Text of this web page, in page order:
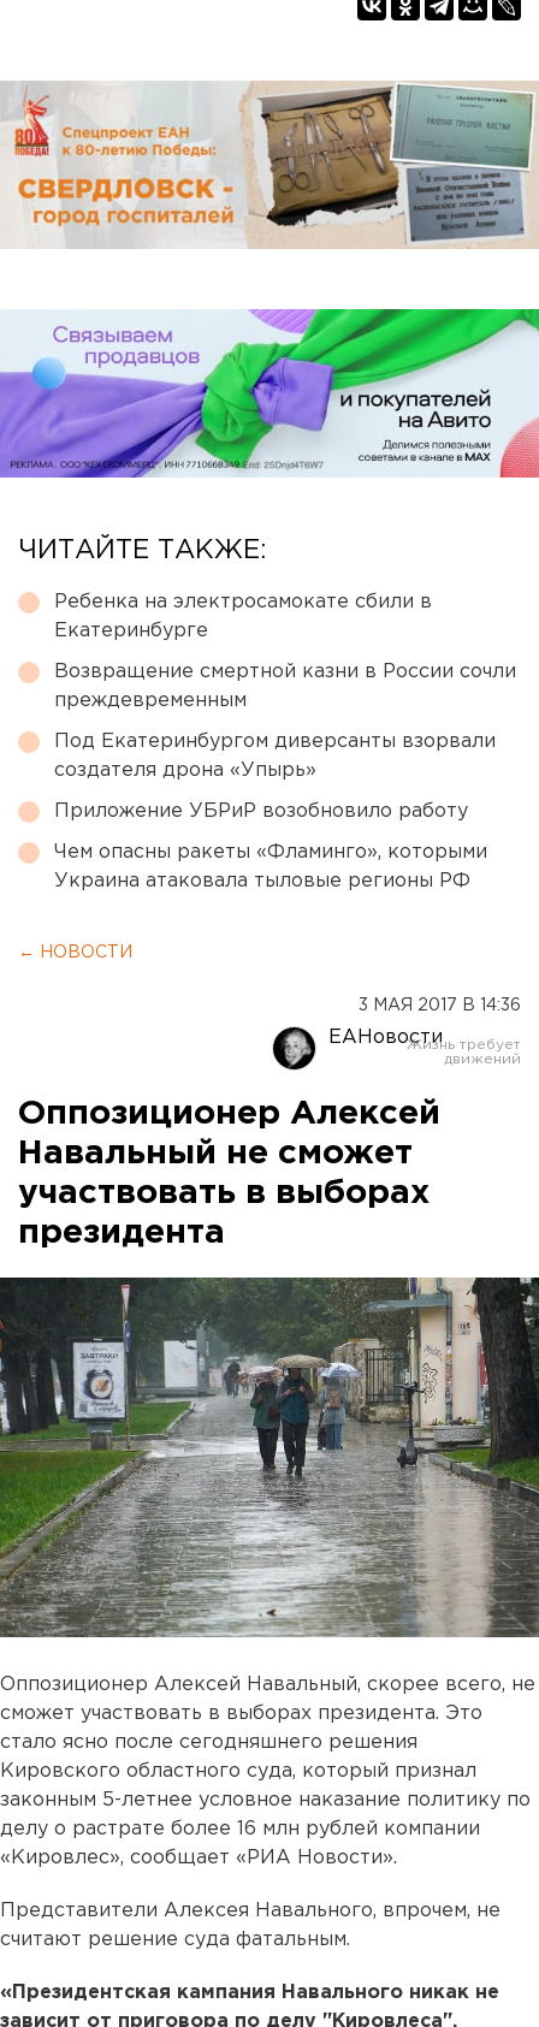
ЧИТАЙТЕ ТАКЖЕ:
Ребенка на электросамокате сбили в
Екатеринбурге
Возвращение смертной казни в России сочли
преждевременным
Под Екатеринбургом диверсанты взорвали
создателя дрона «Упырь»
Приложение УБРиР возобновило работу
Чем опасны ракеты «Фламинго», которыми
Украина атаковала тыловые регионы РФ
← НОВОСТИ
3 МАЯ 2017 В 14:36
ЕАНовости
Оппозиционер Алексей
Навальный не сможет
участвовать в выборах
президента
Оппозиционер Алексей Навальный, скорее всего, не
сможет участвовать в выборах президента. Это
стало ясно после сегодняшнего решения
Кировского областного суда, который признал
законным 5-летнее условное наказание политику по
делу о растрате более 16 млн рублей компании
«Кировлес», сообщает «РИА Новости».
Представители Алексея Навального, впрочем, не
считают решение суда фатальным.
«Президентская кампания Навального никак не
зависит от приговора по делу "Кировлеса",